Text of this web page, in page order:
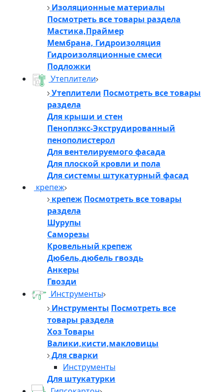
Изоляционные материалы
Посмотреть все товары раздела
Мастика,Праймер
Мембрана, Гидроизоляция
Гидроизоляционные смеси
Подложки
Утеплители
Утеплители Посмотреть все товары
раздела
Для крыши и стен
Пеноплэкс-Экструдированный
пенополистерол
Для вентелируемого фасада
Для плоской кровли и пола
Для системы штукатурный фасад
крепеж
крепеж Посмотреть все товары
раздела
Шурупы
Саморезы
Кровельный крепеж
Дюбель,дюбель гвоздь
Анкеры
Гвозди
Инструменты
Инструменты Посмотреть все
товары раздела
Хоз Товары
Валики,кисти,макловицы
Для сварки
Инструменты
Для штукатурки